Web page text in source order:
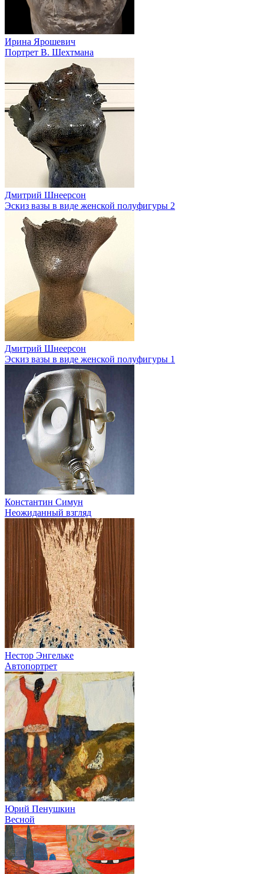
Ирина Ярошевич
Портрет В. Шехтмана
Дмитрий Шнеерсон
Эскиз вазы в виде женской полуфигуры 2
Дмитрий Шнеерсон
Эскиз вазы в виде женской полуфигуры 1
Константин Симун
Неожиданный взгляд
Нестор Энгельке
Автопортрет
Юрий Пенушкин
Весной